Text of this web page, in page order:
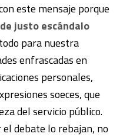
este mensaje porque
justo escándalo
para nuestra
enfrascadas en
personales,
soeces, que
del servicio público.
debate lo rebajan, no